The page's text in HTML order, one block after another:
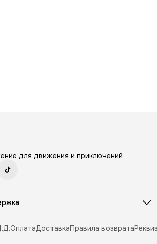
для движения и приключений
ОплатаДоставкаПравила возврата